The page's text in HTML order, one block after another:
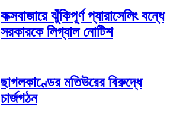
কক্সবাজারে ঝুঁকিপূর্ণ প্যারাসেলিং বন্ধে
সরকারকে লিগ্যাল নোটিশ
ছাগলকাণ্ডের মতিউরের বিরুদ্ধে
চার্জগঠন